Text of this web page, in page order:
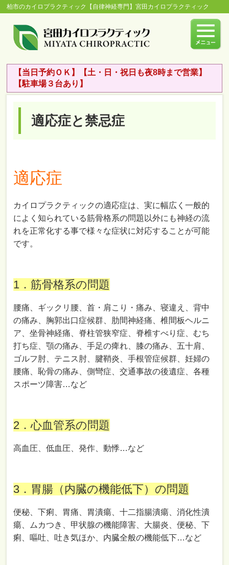
柏市のカイロプラクティック【自律神経専門】宮田カイロプラクティック
【当日予約ＯＫ】【土・日・祝日も夜8時まで営業】
【駐車場３台あり】
適応症と禁忌症
適応症
カイロプラクティックの適応症は、実に幅広く一般的
によく知られている筋骨格系の問題以外にも神経の流
れを正常化する事で様々な症状に対応することが可能
です。
1．筋骨格系の問題
腰痛、ギックリ腰、首・肩こり・痛み、寝違え、背中
の痛み、胸郭出口症候群、肋間神経痛、椎間板ヘルニ
ア、坐骨神経痛、脊柱管狭窄症、脊椎すべり症、むち
打ち症、顎の痛み、手足の痺れ、膝の痛み、五十肩、
ゴルフ肘、テニス肘、腱鞘炎、手根管症候群、妊婦の
腰痛、恥骨の痛み、側彎症、交通事故の後遺症、各種
スポーツ障害…など
2．心血管系の問題
高血圧、低血圧、発作、動悸…など
3．胃腸（内臓の機能低下）の問題
便秘、下痢、胃痛、胃潰瘍、十二指腸潰瘍、消化性潰
瘍、ムカつき、甲状腺の機能障害、大腸炎、便秘、下
痢、嘔吐、吐き気ほか、内臓全般の機能低下…など